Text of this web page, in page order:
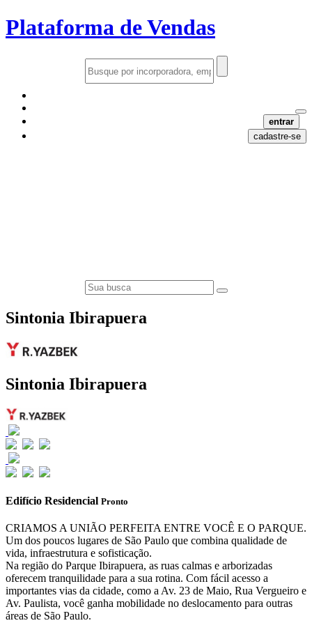
Plataforma de Vendas
entrar
cadastre-se
Sintonia Ibirapuera
Sintonia Ibirapuera
Edifício Residencial Pronto
CRIAMOS A UNIÃO PERFEITA ENTRE VOCÊ E O PARQUE.
Um dos poucos lugares de São Paulo que combina qualidade de
vida, infraestrutura e sofisticação.
Na região do Parque Ibirapuera, as ruas calmas e arborizadas
oferecem tranquilidade para a sua rotina. Com fácil acesso a
importantes vias da cidade, como a Av. 23 de Maio, Rua Vergueiro e
Av. Paulista, você ganha mobilidade no deslocamento para outras
áreas de São Paulo.